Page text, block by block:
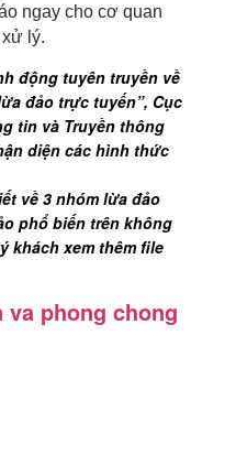
ngay cho cơ quan
lý.
động tuyên truyền về
đảo trực tuyến”, Cục
tin và Truyền thông
diện các hình thức
về 3 nhóm lừa đảo
phổ biến trên không
khách xem thêm file
va phong chong